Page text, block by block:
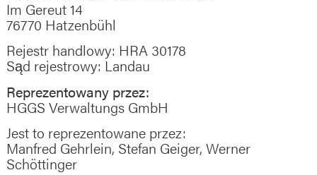
Im Gereut 14
76770 Hatzenbühl
Rejestr handlowy: HRA 30178
Sąd rejestrowy: Landau
Reprezentowany przez:
HGGS Verwaltungs GmbH
Jest to reprezentowane przez:
Manfred Gehrlein, Stefan Geiger, Werner
Schöttinger